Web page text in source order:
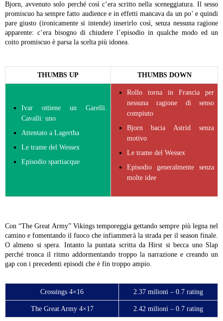
Bjorn, avvenuto solo perché così c’era scritto nella sceneggiatura. Il sesso
promiscuo ha sempre fatto audience e in effetti mancava da un po’ e quindi
pare giusto (ironicamente si intende) inserirlo così, senza nessuna ragione
apparente: c’era bisogno di chiudere l’episodio in qualche modo ed un
coito promiscuo è parsa la scelta più idonea.
THUMBS UP THUMBS DOWN
Ivar ottiene un Garelli.
Cavalli: uno
Attentato a Lagertha
Le trame del Wessex
Episodio spartiacque
Rollo torna in Francia per
nessuna ragione di senso
compiuto
Bjorn bacia Astrid senza
motivo
Le trame del Wessex
Episodio generalmente senza
molte idee
Con “The Great Army” Vikings temporeggia gettando sempre più legna nel
camino e fomentando il fuoco che infiammerà la strada per il season finale.
O almeno si spera. Intanto la puntata scritta da Hirst si becca uno Slap
perché tronca il ritmo addormentando troppo la narrazione e creando un
gap con i precedenti episodi che è fin troppo ampio.
Crossings 4×16 2.37 milioni – 0.7 rating
The Great Army 4×17 2.42 milioni – 0.7 rating